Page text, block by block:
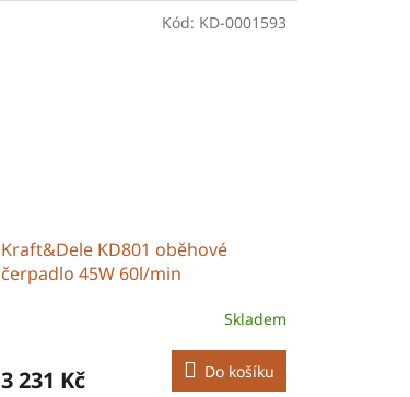
Kraft&Dele KD801 oběhové
čerpadlo 45W 60l/min
Skladem
3 231 Kč Do košíku
Kód: KD-0001593